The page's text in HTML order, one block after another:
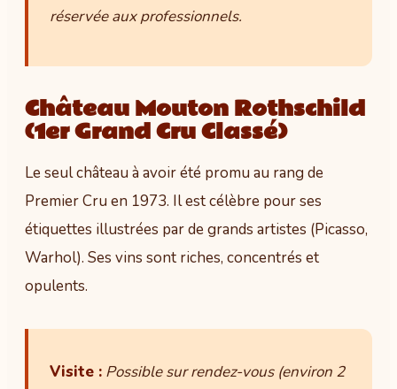
réservée aux professionnels.
Château Mouton Rothschild
(1er Grand Cru Classé)
Le seul château à avoir été promu au rang de
Premier Cru en 1973. Il est célèbre pour ses
étiquettes illustrées par de grands artistes (Picasso,
Warhol). Ses vins sont riches, concentrés et
opulents.
Visite : Possible sur rendez-vous (environ 2